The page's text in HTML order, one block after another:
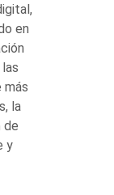
en
más
la
de
y